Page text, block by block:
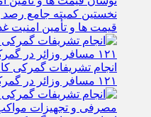
نخستین کمیته جامع رصد
قیمت‌ ها و تأمین امنیت
۱۲۱ مسافر وزائر در گمرک مهران